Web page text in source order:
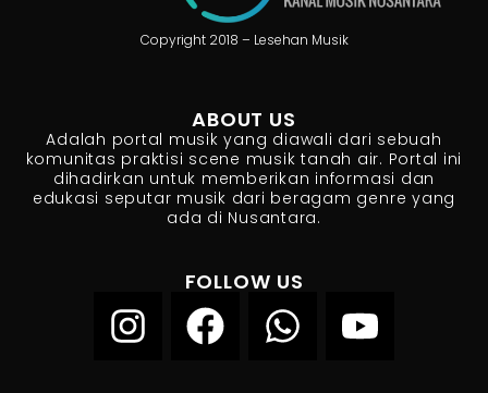
Copyright 2018 – Lesehan Musik
ABOUT US
Adalah portal musik yang diawali dari sebuah
komunitas praktisi scene musik tanah air. Portal ini
dihadirkan untuk memberikan informasi dan
edukasi seputar musik dari beragam genre yang
ada di Nusantara.
FOLLOW US